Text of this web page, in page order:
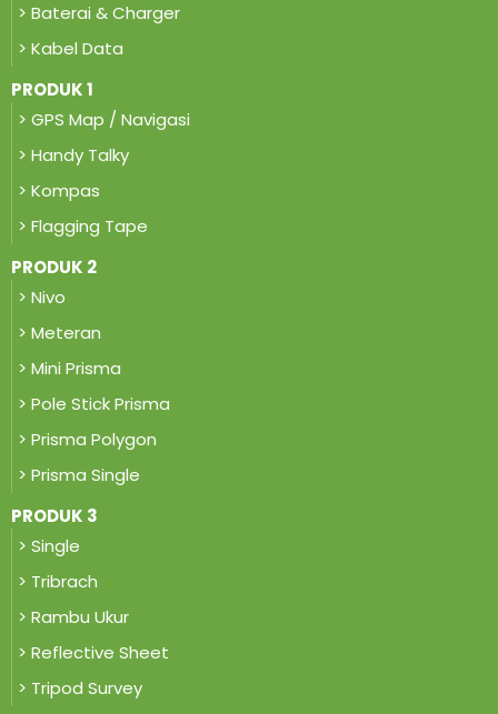
> Baterai & Charger
> Kabel Data
PRODUK 1
> GPS Map / Navigasi
> Handy Talky
> Kompas
> Flagging Tape
PRODUK 2
> Nivo
> Meteran
> Mini Prisma
> Pole Stick Prisma
> Prisma Polygon
> Prisma Single
PRODUK 3
> Single
> Tribrach
> Rambu Ukur
> Reflective Sheet
> Tripod Survey